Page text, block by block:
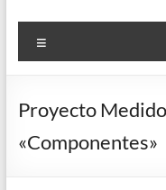
Proyecto
«Componentes»